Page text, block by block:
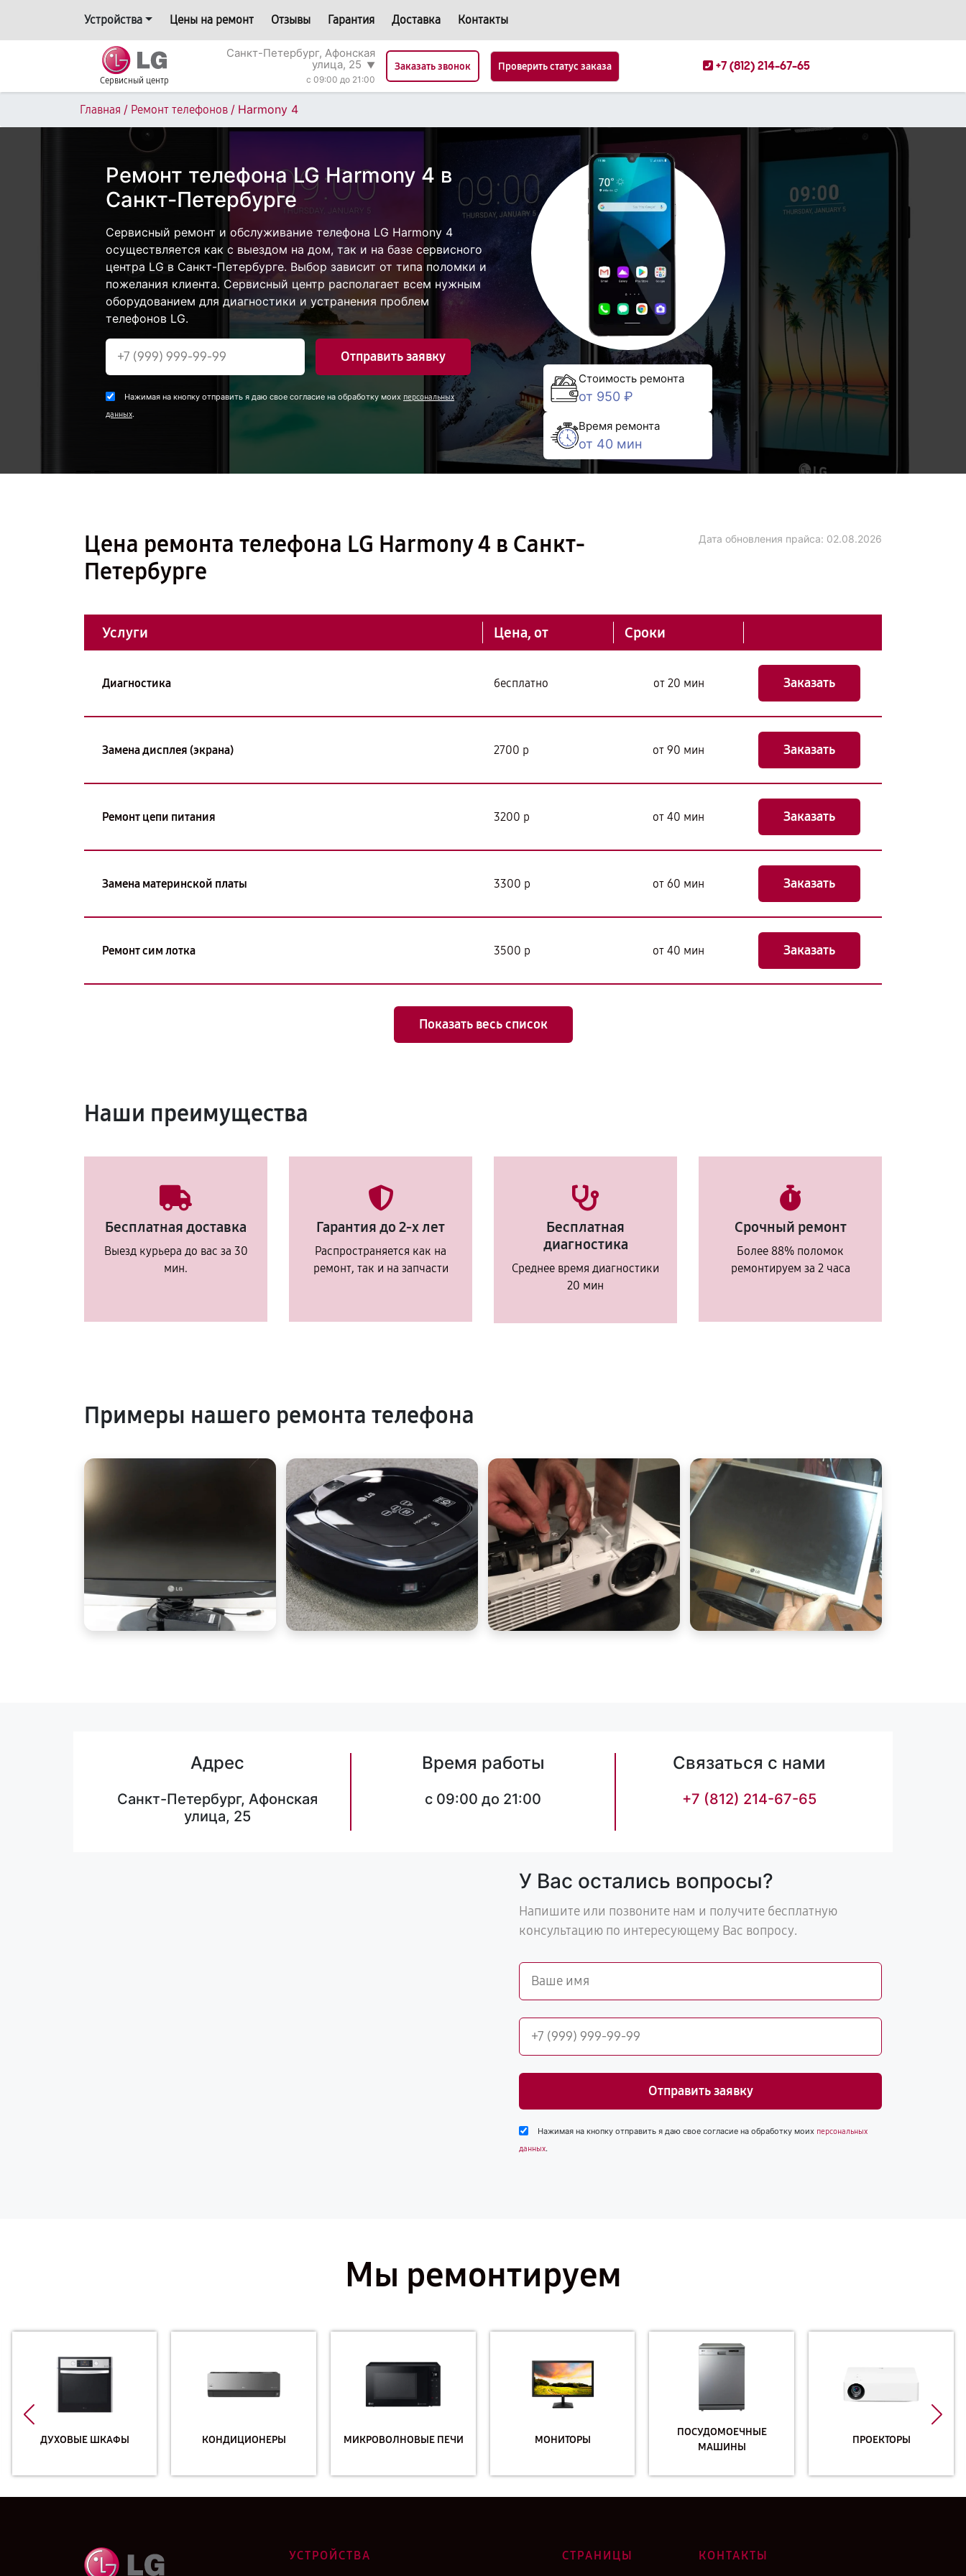
Устройства Цены на ремонт Отзывы Гарантия Доставка Контакты
Сервисный центр
Санкт-Петербург, Афонская
улица, 25 ▼
c 09:00 до 21:00
Заказать звонок Проверить статус заказа +7 (812) 214-67-65
Главная / Ремонт телефонов / Harmony 4
Ремонт телефона LG Harmony 4 в
Санкт-Петербурге
Сервисный ремонт и обслуживание телефона LG Harmony 4
осуществляется как с выездом на дом, так и на базе сервисного
центра LG в Санкт-Петербурге. Выбор зависит от типа поломки и
пожелания клиента. Сервисный центр располагает всем нужным
оборудованием для диагностики и устранения проблем
телефонов LG.
Отправить заявку
Нажимая на кнопку отправить я даю свое согласие на обработку моих персональных
данных.
Стоимость ремонта
от 950 ₽
Время ремонта
от 40 мин
Цена ремонта телефона LG Harmony 4 в Санкт-
Петербурге
Дата обновления прайса: 02.08.2026
Услуги Цена, от Сроки
Диагностика бесплатно от 20 мин Заказать
Замена дисплея (экрана) 2700 р от 90 мин Заказать
Ремонт цепи питания 3200 р от 40 мин Заказать
Замена материнской платы 3300 р от 60 мин Заказать
Ремонт сим лотка 3500 р от 40 мин Заказать
Показать весь список
Наши преимущества
Бесплатная доставка
Выезд курьера до вас за 30
мин.
Гарантия до 2-х лет
Распространяется как на
ремонт, так и на запчасти
Бесплатная
диагностика
Среднее время диагностики
20 мин
Срочный ремонт
Более 88% поломок
ремонтируем за 2 часа
Примеры нашего ремонта телефона
Адрес
Санкт-Петербург, Афонская
улица, 25
Время работы
c 09:00 до 21:00
Связаться с нами
+7 (812) 214-67-65
У Вас остались вопросы?
Напишите или позвоните нам и получите бесплатную
консультацию по интересующему Вас вопросу.
Отправить заявку
Нажимая на кнопку отправить я даю свое согласие на обработку моих персональных
данных.
Мы ремонтируем
ДУХОВЫЕ ШКАФЫ КОНДИЦИОНЕРЫ МИКРОВОЛНОВЫЕ ПЕЧИ МОНИТОРЫ
ПОСУДОМОЕЧНЫЕ
МАШИНЫ
ПРОЕКТОРЫ
УСТРОЙСТВА СТРАНИЦЫ КОНТАКТЫ